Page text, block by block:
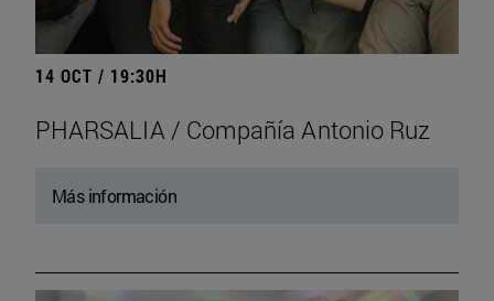
14 OCT / 19:30H
PHARSALIA / Compañía Antonio Ruz
Más información